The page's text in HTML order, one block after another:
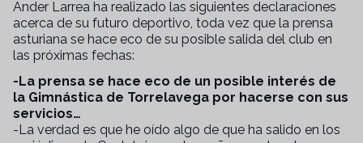
Ander Larrea ha realizado las siguientes declaraciones
acerca de su futuro deportivo, toda vez que la prensa
asturiana se hace eco de su posible salida del club en
las próximas fechas:
-La prensa se hace eco de un posible interés de
la Gimnástica de Torrelavega por hacerse con sus
servicios…
-La verdad es que he oído algo de que ha salido en los